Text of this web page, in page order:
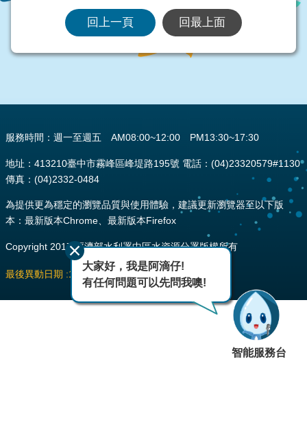
回上一頁 回最上面
服務時間：週一至週五 AM08:00~12:00 PM13:30~17:30
地址：413210臺中市霧峰區峰堤路195號 電話：(04)23320579#1130
傳真：(04)2332-0484
為提供更為穩定的瀏覽品質與使用體驗，建議更新瀏覽器至以下版
本：最新版本Chrome、最新版本Firefox
Copyright 2017 經濟部水利署中區水資源分署版權所有
最後異動日期 115-08-10 瀏覽人次 145
大家好，我是阿滴仔!
有任何問題可以先問我噢!
智能服務台